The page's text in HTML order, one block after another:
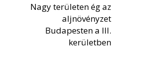
Nagy területen ég az
aljnövényzet
Budapesten a III.
kerületben